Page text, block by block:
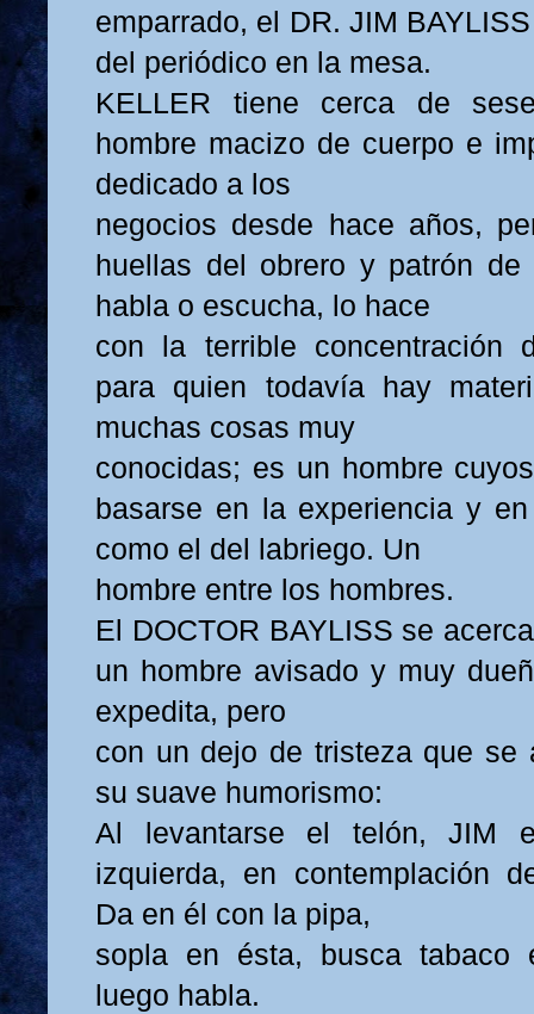
emparrado, el DR. JIM
del periódico en la mesa.
KELLER tiene cerca de
hombre macizo de cuerpo e
dedicado a los
negocios desde hace años,
huellas del obrero y patrón de
habla o escucha, lo hace
con la terrible concentración
para quien todavía hay
muchas cosas muy
conocidas; es un hombre
basarse en la experiencia y
como el del labriego. Un
hombre entre los hombres.
El DOCTOR BAYLISS se
un hombre avisado y muy
expedita, pero
con un dejo de tristeza que se
su suave humorismo:
Al levantarse el telón, JIM
izquierda, en contemplación
Da en él con la pipa,
sopla en ésta, busca tabaco
luego habla.